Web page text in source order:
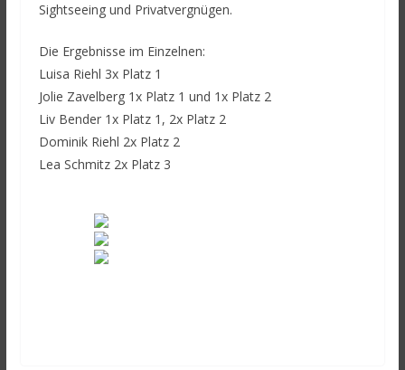
Sightseeing und Privatvergnügen.
Die Ergebnisse im Einzelnen:
Luisa Riehl 3x Platz 1
Jolie Zavelberg 1x Platz 1 und 1x Platz 2
Liv Bender 1x Platz 1, 2x Platz 2
Dominik Riehl 2x Platz 2
Lea Schmitz 2x Platz 3